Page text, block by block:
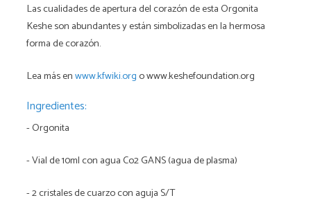
Las cualidades de apertura del corazón de esta Orgonita
Keshe son abundantes y están simbolizadas en la hermosa
forma de corazón.
Lea más enwww.kfwiki.orgo www.keshefoundation.org
Ingredientes:
- Orgonita
- Vial de 10ml con agua Co2 GANS (agua de plasma)
- 2 cristales de cuarzo con aguja S/T